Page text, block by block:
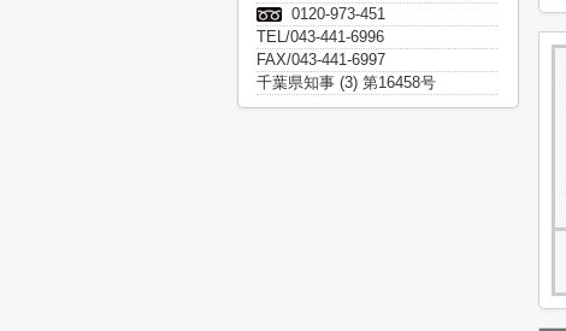
0120-973-451
TEL/043-441-6996
FAX/043-441-6997
千葉県知事 (3) 第16458号